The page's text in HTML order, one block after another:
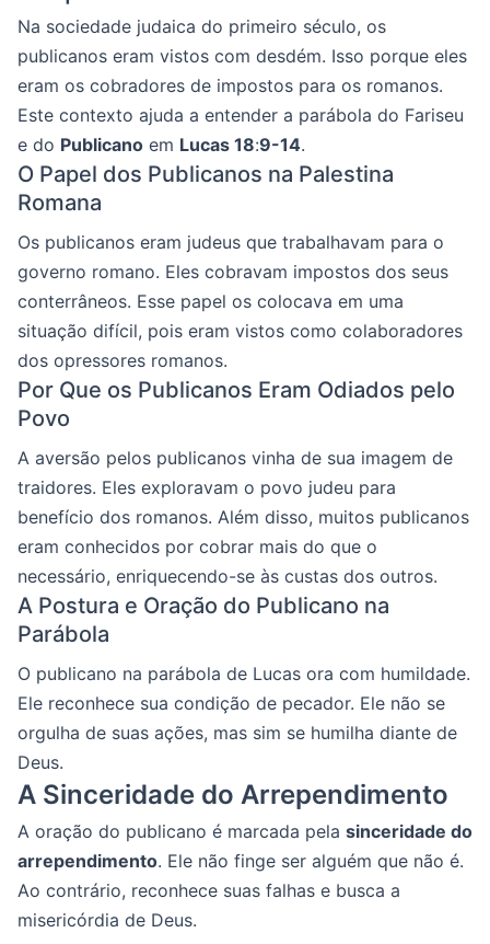
Na sociedade judaica do primeiro século, os
publicanos eram vistos com desdém. Isso porque eles
eram os cobradores de impostos para os romanos.
Este contexto ajuda a entender a parábola do Fariseu
e do Publicano em Lucas 18:9-14.
O Papel dos Publicanos na Palestina
Romana
Os publicanos eram judeus que trabalhavam para o
governo romano. Eles cobravam impostos dos seus
conterrâneos. Esse papel os colocava em uma
situação difícil, pois eram vistos como colaboradores
dos opressores romanos.
Por Que os Publicanos Eram Odiados pelo
Povo
A aversão pelos publicanos vinha de sua imagem de
traidores. Eles exploravam o povo judeu para
benefício dos romanos. Além disso, muitos publicanos
eram conhecidos por cobrar mais do que o
necessário, enriquecendo-se às custas dos outros.
A Postura e Oração do Publicano na
Parábola
O publicano na parábola de Lucas ora com humildade.
Ele reconhece sua condição de pecador. Ele não se
orgulha de suas ações, mas sim se humilha diante de
Deus.
A Sinceridade do Arrependimento
A oração do publicano é marcada pela sinceridade do
arrependimento. Ele não finge ser alguém que não é.
Ao contrário, reconhece suas falhas e busca a
misericórdia de Deus.